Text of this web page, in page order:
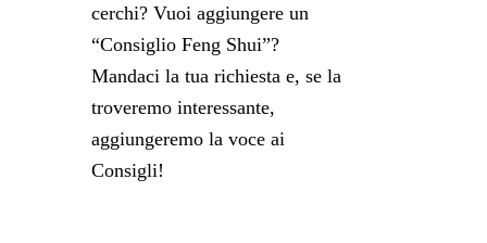
cerchi? Vuoi aggiungere un
“Consiglio Feng Shui”?
Mandaci la tua richiesta e, se la
troveremo interessante,
aggiungeremo la voce ai
Consigli!